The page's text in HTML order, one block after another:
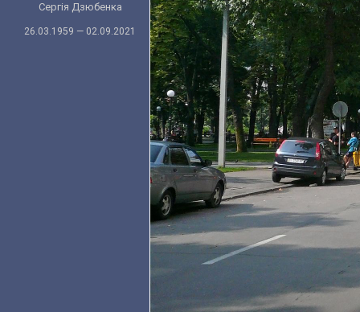
Сергія Дзюбенка
26.03.1959 — 02.09.2021